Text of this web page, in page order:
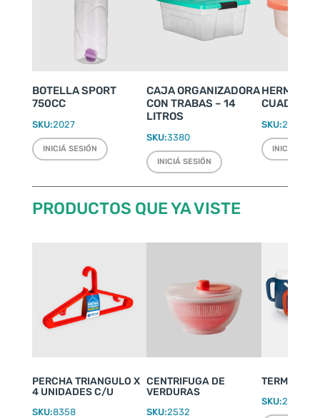
BOTELLA SPORT
750CC
SKU:2027
INICIÁ SESIÓN
CAJA ORGANIZADORA
CON TRABAS – 14
LITROS
SKU:3380
INICIÁ SESIÓN
SKU:2427
INICIÁ
PRODUCTOS QUE YA VISTE
PERCHA TRIANGULO X
4 UNIDADES C/U
SKU:8358
CENTRIFUGA DE
VERDURAS
SKU:2532
TERMO
SKU:2220